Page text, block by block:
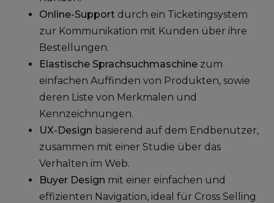
Online-Support durch ein Ticketingsystem
zur Kommunikation mit Kunden über ihre
Bestellungen.
Elastische Sprachsuchmaschine zum
einfachen Auffinden von Produkten, sowie
deren Liste von Merkmalen und
Kennzeichnungen.
UX-Design basierend auf dem Endbenutzer,
zusammen mit einer Studie über das
Verhalten im Web.
Buyer Design mit einer einfachen und
effizienten Navigation, ideal für Cross Selling